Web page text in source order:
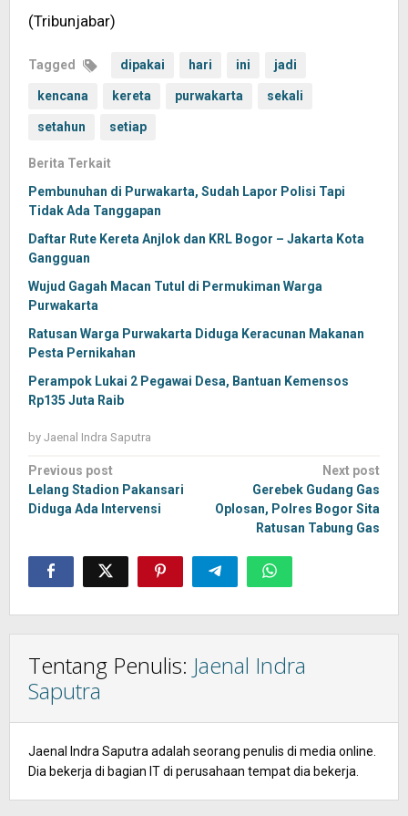
(Tribunjabar)
Tagged dipakai hari ini jadi
kencana kereta purwakarta sekali
setahun setiap
Berita Terkait
Pembunuhan di Purwakarta, Sudah Lapor Polisi Tapi
Tidak Ada Tanggapan
Daftar Rute Kereta Anjlok dan KRL Bogor – Jakarta Kota
Gangguan
Wujud Gagah Macan Tutul di Permukiman Warga
Purwakarta
Ratusan Warga Purwakarta Diduga Keracunan Makanan
Pesta Pernikahan
Perampok Lukai 2 Pegawai Desa, Bantuan Kemensos
Rp135 Juta Raib
by Jaenal Indra Saputra
Post
navigation
Previous post
Lelang Stadion Pakansari
Diduga Ada Intervensi
Next post
Gerebek Gudang Gas
Oplosan, Polres Bogor Sita
Ratusan Tabung Gas
Tentang Penulis: Jaenal Indra
Saputra
Jaenal Indra Saputra adalah seorang penulis di media online.
Dia bekerja di bagian IT di perusahaan tempat dia bekerja.